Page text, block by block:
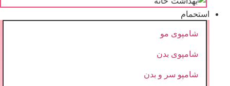
استحمام
شامپوی مو
شامپوی بدن
شامپو سر و بدن